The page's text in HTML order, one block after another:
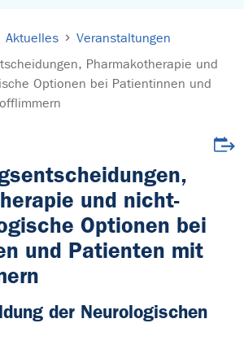
Aktuelles
Veranstaltungen
Pharmakotherapie und
Optionen bei Patientinnen und
und nicht-
Optionen bei
und Patienten mit
der Neurologischen